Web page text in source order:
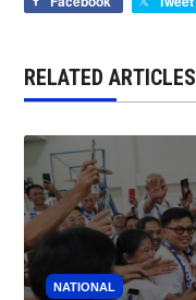
RELATED ARTICLES
NATIONAL